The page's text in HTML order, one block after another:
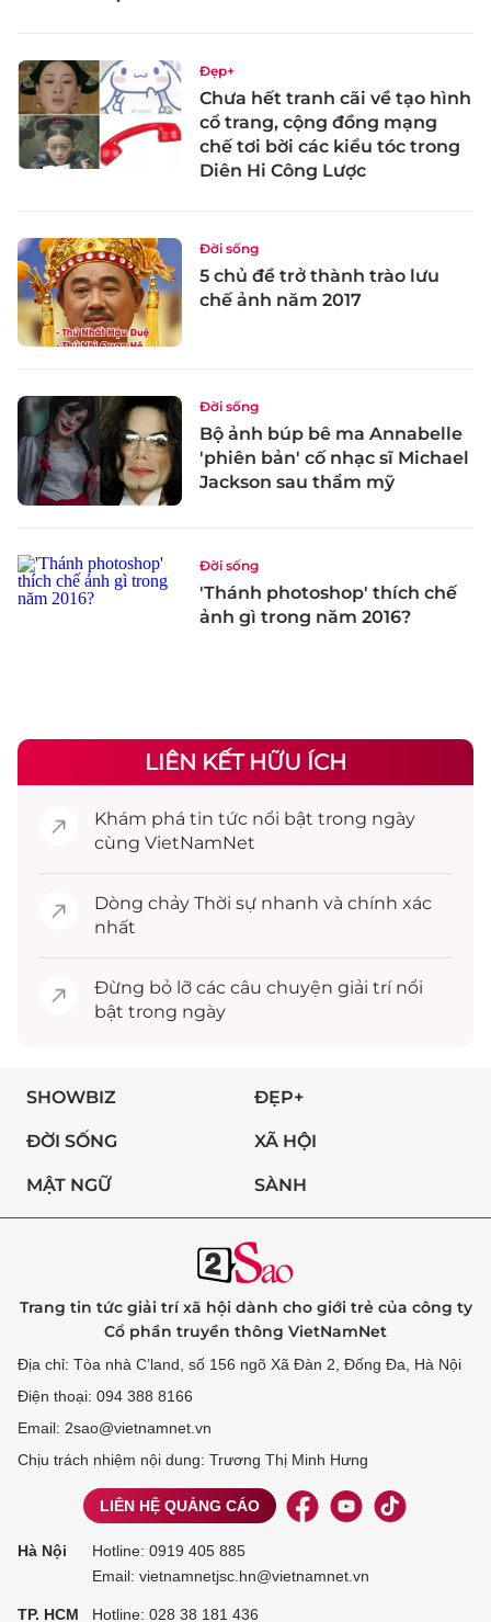
Đẹp+
Chưa hết tranh cãi về tạo hình
cổ trang, cộng đồng mạng
chế tơi bời các kiểu tóc trong
Diên Hi Công Lược
Đời sống
5 chủ đề trở thành trào lưu
chế ảnh năm 2017
Đời sống
Bộ ảnh búp bê ma Annabelle
'phiên bản' cố nhạc sĩ Michael
Jackson sau thẩm mỹ
Đời sống
'Thánh photoshop' thích chế
ảnh gì trong năm 2016?
LIÊN KẾT HỮU ÍCH
Khám phá tin tức nổi bật trong ngày
cùng VietNamNet
Dòng chảy Thời sự nhanh và chính xác
nhất
Đừng bỏ lỡ các câu chuyện giải trínổi
bật trong ngày
SHOWBIZ ĐẸP+
ĐỜI SỐNG XÃ HỘI
MẬT NGỮ SÀNH
Trang tin tức giải trí xã hội dành cho giới trẻ của công ty
Cổ phần truyền thông VietNamNet
Địa chỉ: Tòa nhà C’land, số 156 ngõ Xã Đàn 2, Đống Đa, Hà Nội
Điện thoại: 094 388 8166
Email: 2sao@vietnamnet.vn
Chịu trách nhiệm nội dung: Trương Thị Minh Hưng
LIÊN HỆ QUẢNG CÁO
Hà Nội Hotline: 0919 405 885
Email: vietnamnetjsc.hn@vietnamnet.vn
TP. HCM Hotline: 028 38 181 436